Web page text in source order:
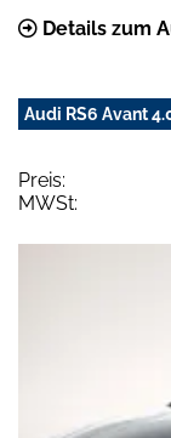
Details zum
Audi RS6 Avant
Preis:
MWSt: